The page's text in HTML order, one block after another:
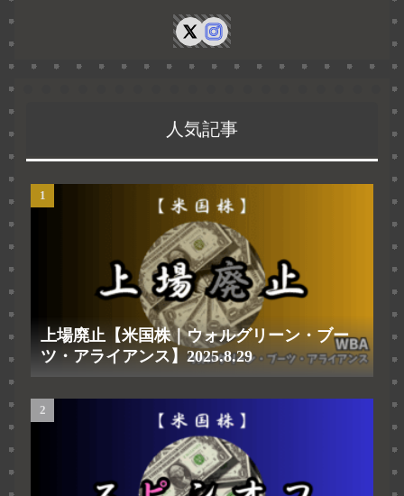
人気記事
上場廃止【米国株｜ウォルグリーン・ブー
ツ・アライアンス】2025.8.29